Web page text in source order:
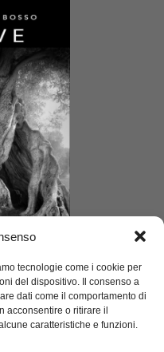
tecnologie come i cookie per
del dispositivo. Il consenso a
dati come il comportamento di
acconsentire o ritirare il
caratteristiche e funzioni.